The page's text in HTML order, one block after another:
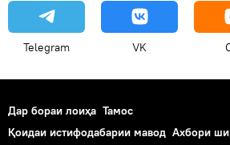
Telegram VK
Дар бораи лоиҳа Тамос
Қоидаи истифодабарии мавод Ахбори